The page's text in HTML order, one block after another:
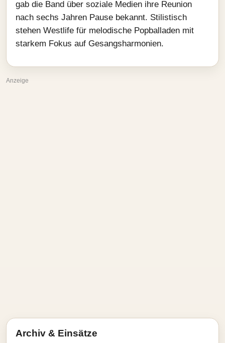
gab die Band über soziale Medien ihre Reunion
nach sechs Jahren Pause bekannt. Stilistisch
stehen Westlife für melodische Popballaden mit
starkem Fokus auf Gesangsharmonien.
Anzeige
Archiv & Einsätze